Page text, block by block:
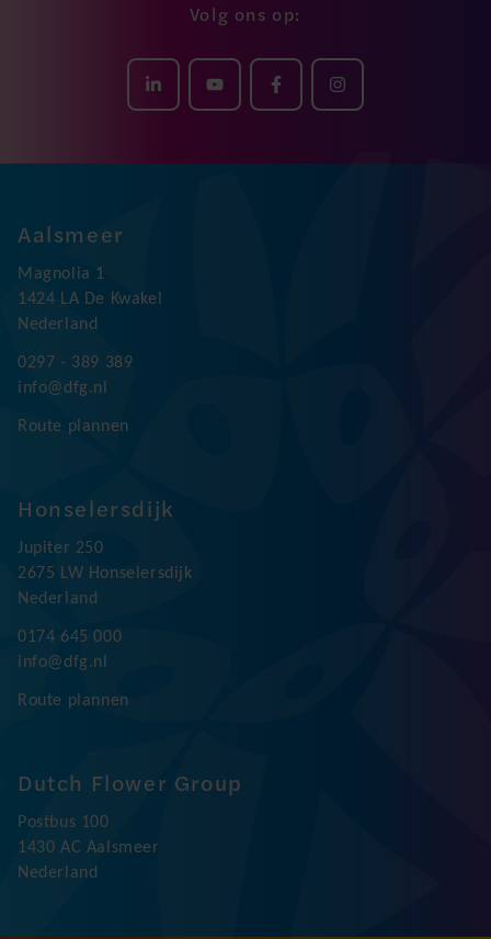
Volg ons op:
Aalsmeer
Magnolia 1
1424 LA De Kwakel
Nederland
0297 - 389 389
info@dfg.nl
Route plannen
Honselersdijk
Jupiter 250
2675 LW Honselersdijk
Nederland
0174 645 000
info@dfg.nl
Route plannen
Dutch Flower Group
Postbus 100
1430 AC Aalsmeer
Nederland